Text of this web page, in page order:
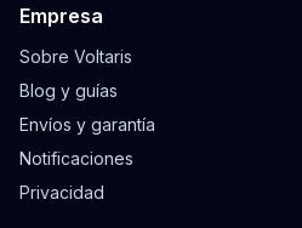
Empresa
Sobre Voltaris
Blog y guías
Envíos y garantía
Notificaciones
Privacidad